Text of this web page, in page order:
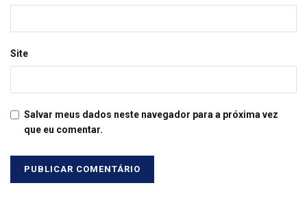
Site
Salvar meus dados neste navegador para a próxima vez
que eu comentar.